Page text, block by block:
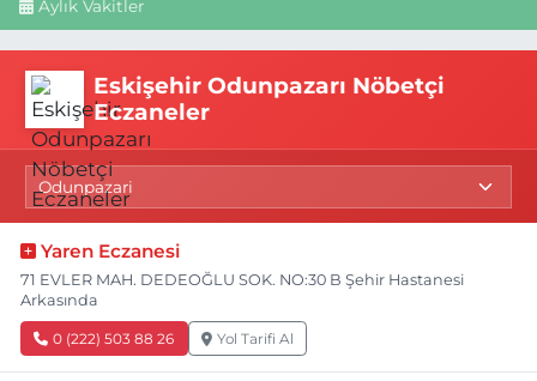
Aylık Vakitler
Eskişehir Odunpazarı Nöbetçi
Eczaneler
Yaren Eczanesi
71 EVLER MAH. DEDEOĞLU SOK. NO:30 B Şehir Hastanesi
Arkasında
0 (222) 503 88 26 Yol Tarifi Al